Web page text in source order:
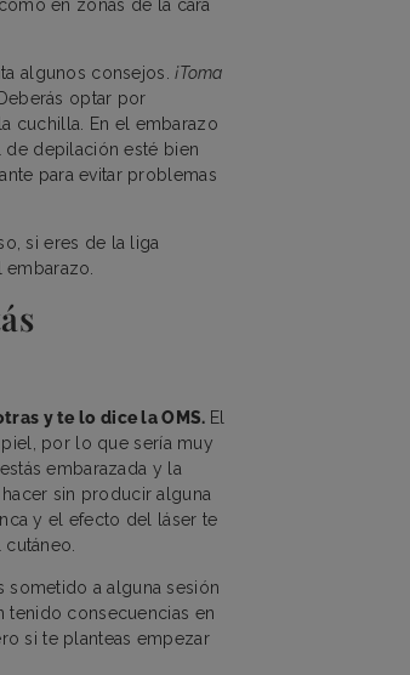
en zonas de la cara
algunos consejos.¡Toma
optar por
cuchilla. En el embarazo
de depilación esté bien
para evitar problemas
si eres de la liga
y te lo dice la OMS. El
por lo que sería muy
embarazada y la
sin producir alguna
y el efecto del láser te
sometido a alguna sesión
tenido consecuencias en
si te planteas empezar